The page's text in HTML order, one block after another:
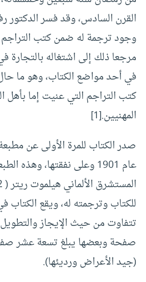
القرن السادس، وقد فسر
وجود ترجمة له ضمن كتب التراجم
مرجعا ذلك إلى اشتغاله بالتجارة
في أحد مواضع الكتاب، وهو ما
كتب التراجم التي عنيت إما بأهل
المهنيين.[1]
صدر الكتاب للمرة الأولى عن
عام 1901 وعلى نفقتها،
للكتاب وترجمته له، ويقع الكتاب
تتفاوت من حيث الإيجاز
صفحة وبعضها يبلغ تسعة عشر
(جيد الأعراض ورديئها).